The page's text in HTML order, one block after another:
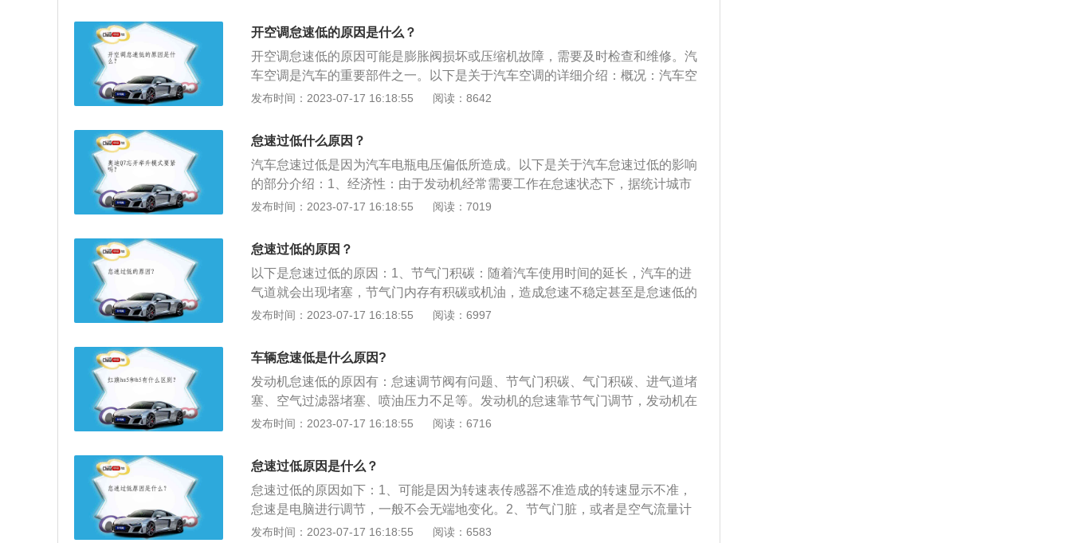
就越会影响冷启动的顺利与否，因此需要清洗油路。点火系统出现问题：检查火
花塞、高压导线和点火线圈的工作状况，因为点火系统工作不良、火花塞跳火状
况不好同样会导致启动时发动机怠速低抖动。如果检查后发现点火系统有问题需
要及时更换火花塞等零件。油压不稳：如果油泵供油压力不正常或进气压力传感
器数值错误和工作不良同样会引发车身抖动，此时需要检查油压，必要时更换部
开空调怠速低的原因是什么？
开空调怠速低的原因可能是膨胀阀损坏或压缩机故障，需要及时检查和维修。汽
车空调是汽车的重要部件之一。以下是关于汽车空调的详细介绍：概况：汽车空
气调节装置（air-conditioning-device）简称汽车空调。用于把汽车车厢内的温
为驾驶员提供舒适的乘坐环境，减少旅途疲劳；为驾驶员创造良好的工作条件，
确保行车安全。汽车空调装置通常包括制冷装置、取暖装置和通风换气装置。
发布时间：2023-07-17 16:18:55 阅读：8642
怠速过低什么原因？
汽车怠速过低是因为汽车电瓶电压偏低所造成。以下是关于汽车怠速过低的影响
的部分介绍：1、经济性：由于发动机经常需要工作在怠速状态下，据统计城市
机动车约有30%的燃料消耗在怠速阶段。因此降低怠速工况的燃油消耗十分重
很多，为保证燃烧稳定，需要加浓混合气，因而燃烧不完全，产生大量CO和HC
有害排放物。
发布时间：2023-07-17 16:18:55 阅读：7019
怠速过低的原因？
以下是怠速过低的原因：1、节气门积碳：随着汽车使用时间的延长，汽车的进
气道就会出现堵塞，节气门内存有积碳或机油，造成怠速不稳定甚至是怠速低的
现象。2、火花塞积碳：汽车火花塞随着使用时间的延长，也会出现积碳的现
速低的现象。3、喷油嘴堵塞：汽车的喷油嘴出现堵塞时，汽车会出现供油压
力，燃油雾化不良，导致汽车的怠速不稳定或者怠速低。4、传感器故障：汽车
的相关传感器出现问题时，汽车没有正确的空燃比，比较常见的是水温传感器、
氧传感器、节气门位置传感器故障等，导致汽车油耗高、怠速低的现象。
发布时间：2023-07-17 16:18:55 阅读：6997
车辆怠速低是什么原因?
发动机怠速低的原因有：怠速调节阀有问题、节气门积碳、气门积碳、进气道堵
塞、空气过滤器堵塞、喷油压力不足等。发动机的怠速靠节气门调节，发动机在
怠速状态时节气门会维持一个很小的开度，这个时候的节气门处于怠速工况。以
量过低，影响到发动机怠速过低甚至容易熄火。2、有些车使用怠速阀调节怠速
工况时进到发动机的空气量，怠速阀有问题也会影响到汽车的怠速过低或怠速不
稳。解决办法是更换新的怠速阀。3、发动机的气门上有严重的积碳时，会影响
到进到发动机的空气量不足，也会影响到怠速过低的现象。4、有些缸内直喷的
发动机，进气道和气门十分容易造成积碳，提倡这一类发动机每隔两万公里就定
发布时间：2023-07-17 16:18:55 阅读：6716
怠速过低原因是什么？
怠速过低的原因如下：1、可能是因为转速表传感器不准造成的转速显示不准，
怠速是电脑进行调节，一般不会无端地变化。2、节气门脏，或者是空气流量计
脏造成的进气数据不准确导致怠速低。怠速过低解决办法如下：1、检查进气系
发布时间：2023-07-17 16:18:55 阅读：6583